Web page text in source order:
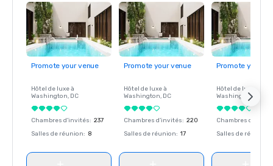
Promote your venue
Hôtel de luxe à
Washington, DC
Chambres d'invités: 237
Salles de réunion: 8
Promote your venue
Hôtel de luxe à
Washington, DC
Chambres d'invités: 220
Salles de réunion: 17
Promote your
Hôtel de luxe à
Washington
Chambres
Salles de réunion